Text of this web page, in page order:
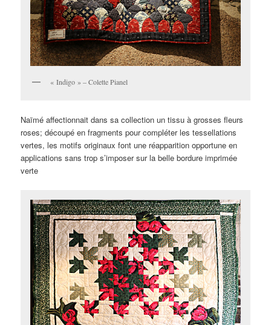
« Indigo » – Colette Pianel
Naïmé affectionnait dans sa collection un tissu à grosses fleurs
roses; découpé en fragments pour compléter les tessellations
vertes, les motifs originaux font une réapparition opportune en
applications sans trop s’imposer sur la belle bordure imprimée
verte